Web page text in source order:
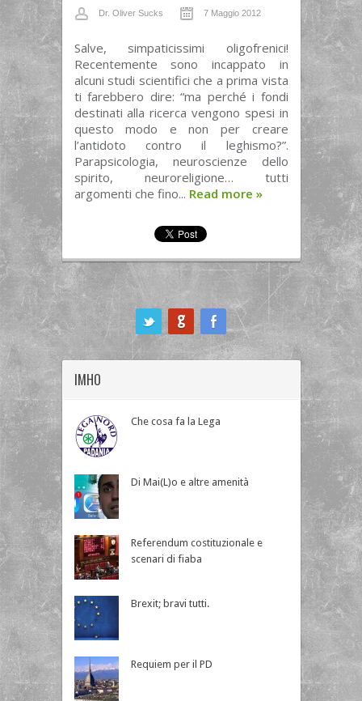
Dr. Oliver Sucks 7 Maggio 2012
Salve, simpaticissimi oligofrenici!
Recentemente sono incappato in
alcuni studi scientifici che a prima vista
ti farebbero dire: “ma perché i fondi
destinati alla ricerca vengono spesi in
questo modo e non per creare
l’antidoto contro il leghismo?”.
Parapsicologia, neuroscienze dello
spirito, neuroreligione… tutti
argomenti che fino... Read more »
IMHO
Che cosa fa la Lega
Di Mai(L)o e altre amenità
Referendum costituzionale e
scenari di fiaba
Brexit; bravi tutti.
Requiem per il PD